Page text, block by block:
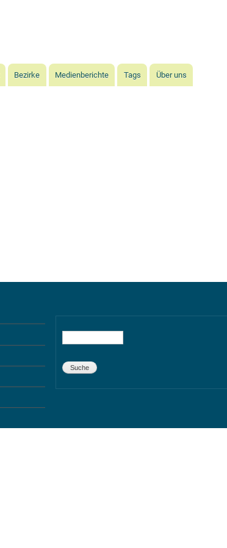
Bezirke Medienberichte Tags Über uns
Suche